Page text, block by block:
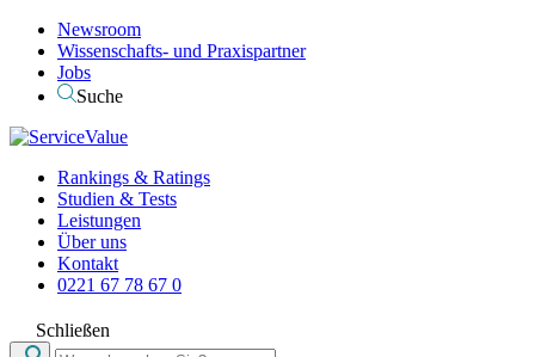
Newsroom
Wissenschafts- und Praxispartner
Jobs
Suche
Rankings & Ratings
Studien & Tests
Leistungen
Über uns
Kontakt
0221 67 78 67 0
Schließen